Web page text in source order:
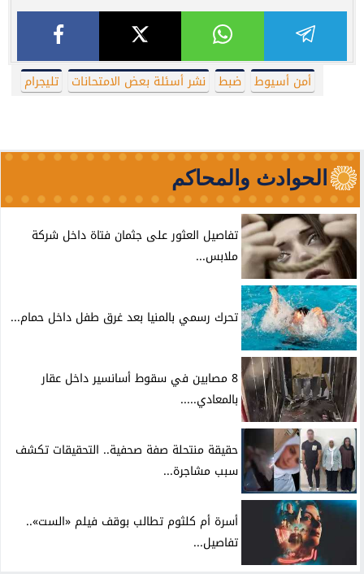
أمن أسيوط ضبط نشر أسئلة بعض الامتحانات تليجرام
الحوادث والمحاكم
تفاصيل العثور على جثمان فتاة داخل شركة
ملابس...
تحرك رسمي بالمنيا بعد غرق طفل داخل حمام...
8 مصابين في سقوط أسانسير داخل عقار
بالمعادي.....
حقيقة منتحلة صفة صحفية.. التحقيقات تكشف
سبب مشاجرة...
أسرة أم كلثوم تطالب بوقف فيلم «الست»..
تفاصيل...